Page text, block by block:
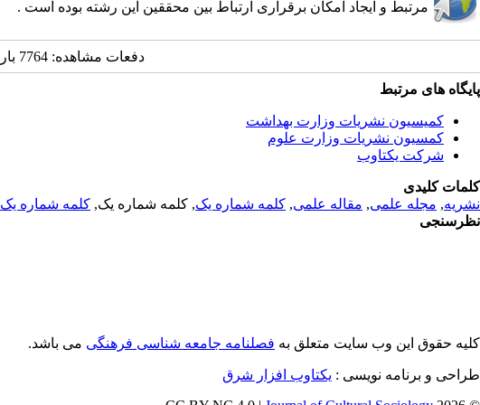
مرتبط و ایجاد امکان برقراری ارتباط بین محققین این رشته بوده است .
دفعات مشاهده: 7764 بار |
پایگاه های مرتبط
کمیسیون نشریات وزارت بهداشت
کمسیون نشریات وزارت علوم
شرکت یکتاوب
کلمات کلیدی
نشریه, مجله علمی, مقاله علمی, کلمه شماره یک, کلمه شماره یک, کلمه شماره یک
نظرسنجی
کلیه حقوق این وب سایت متعلق به فصلنامه جامعه شناسی فرهنگی می باشد.
طراحی و برنامه نویسی : یکتاوب افزار شرق